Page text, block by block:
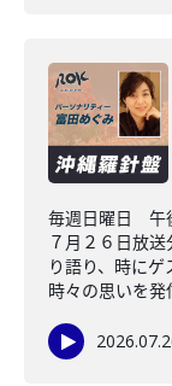
毎週日曜日 午
７月２６日放
り語り、時に
時々の思いを発